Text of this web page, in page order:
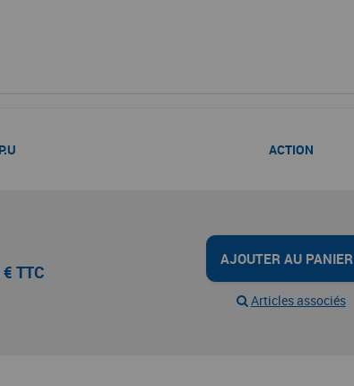
P.U ACTION
TTC
AJOUTER AU PANIER
Articles associés